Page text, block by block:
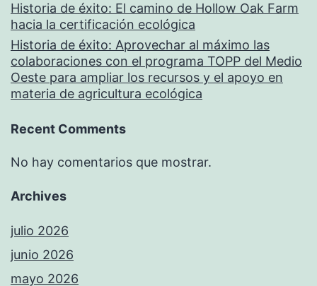
Historia de éxito: El camino de Hollow Oak Farm
hacia la certificación ecológica
Historia de éxito: Aprovechar al máximo las
colaboraciones con el programa TOPP del Medio
Oeste para ampliar los recursos y el apoyo en
materia de agricultura ecológica
Recent Comments
No hay comentarios que mostrar.
Archives
julio 2026
junio 2026
mayo 2026